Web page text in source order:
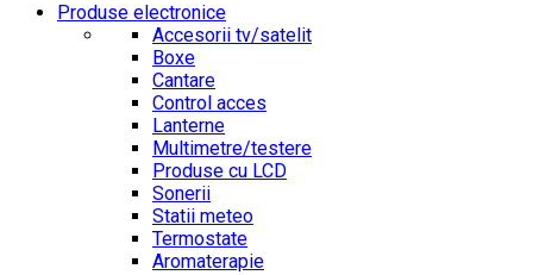
Produse electronice
Accesorii tv/satelit
Boxe
Cantare
Control acces
Lanterne
Multimetre/testere
Produse cu LCD
Sonerii
Statii meteo
Termostate
Aromaterapie